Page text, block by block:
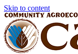
Skip to content